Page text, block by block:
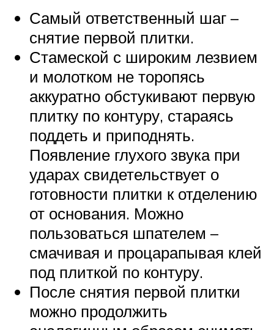
Самый ответственный шаг –
снятие первой плитки.
Стамеской с широким лезвием
и молотком не торопясь
аккуратно обстукивают первую
плитку по контуру, стараясь
поддеть и приподнять.
Появление глухого звука при
ударах свидетельствует о
готовности плитки к отделению
от основания. Можно
пользоваться шпателем –
смачивая и процарапывая клей
под плиткой по контуру.
После снятия первой плитки
можно продолжить